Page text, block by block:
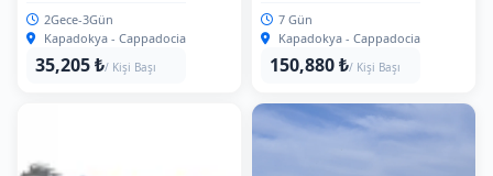
2Gece-3Gün
Kapadokya - Cappadocia
35,205 ₺/ Kişi Başı
7 Gün
Kapadokya - Cappadocia
150,880 ₺/ Kişi Başı